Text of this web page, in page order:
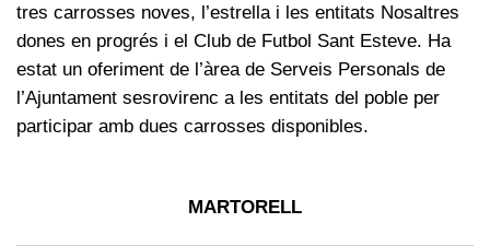
tres carrosses noves, l’estrella i les entitats Nosaltres
dones en progrés i el Club de Futbol Sant Esteve. Ha
estat un oferiment de l’àrea de Serveis Personals de
l’Ajuntament sesrovirenc a les entitats del poble per
participar amb dues carrosses disponibles.
MARTORELL